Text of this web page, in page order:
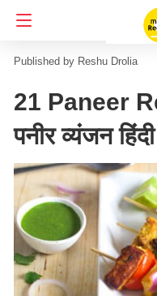
Homepage
Reshu Drolia
21 Paneer
पनीर व्यंजन